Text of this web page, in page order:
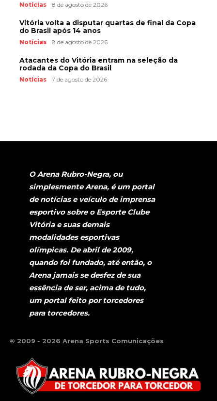
Notícias 8 de agosto de 2026
Vitória volta a disputar quartas de final da Copa
do Brasil após 14 anos
Notícias 8 de agosto de 2026
Atacantes do Vitória entram na seleção da
rodada da Copa do Brasil
Notícias 7 de agosto de 2026
O Arena Rubro-Negra, ou
simplesmente Arena, é um portal
de notícias e veículo de imprensa
esportivo sobre o Esporte Clube
Vitória e suas demais
modalidades esportivas
olímpicas. De abril de 2009,
quando foi fundado, até então, o
Arena jamais se desfez de sua
essência de ser, acima de tudo,
um portal feito por torcedores
para torcedores.
© 2009 - 2026 Arena Sports Comunicações